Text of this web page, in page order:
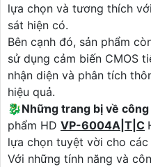
lựa chọn và tương thích
sát hiện có.
Bên cạnh đó, sản phẩm
sử dụng cảm biến CMOS
nhận diện và phân tích
hiệu quả.
🐉️Những trang bị về
phẩm HD VP-6004A|T|C
lựa chọn tuyệt vời cho các
Với những tính năng và